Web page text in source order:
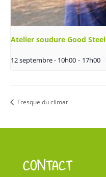
Atelier soudure Good Steel
12 septembre - 10h00 - 17h00
Fresque du climat
CONTACT